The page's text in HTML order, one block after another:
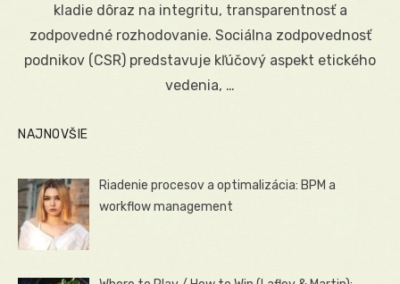
kladie dôraz na integritu, transparentnosť a
zodpovedné rozhodovanie. Sociálna zodpovednosť
podnikov (CSR) predstavuje kľúčový aspekt etického
vedenia, …
NAJNOVŠIE
Riadenie procesov a optimalizácia: BPM a
workflow management